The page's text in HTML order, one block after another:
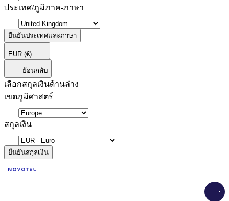
ประเทศ/ภูมิภาค-ภาษา
ยืนยันประเทศและภาษา
EUR (€)
ย้อนกลับ
เลือกสกุลเงินด้านล่าง
เขตภูมิศาสตร์
สกุลเงิน
ยืนยันสกุลเงิน